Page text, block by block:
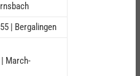
| Bergalingen
March-